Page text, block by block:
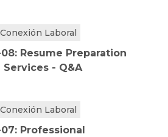
Laboral
08: Resume Preparation
- Q&A
Laboral
Professional